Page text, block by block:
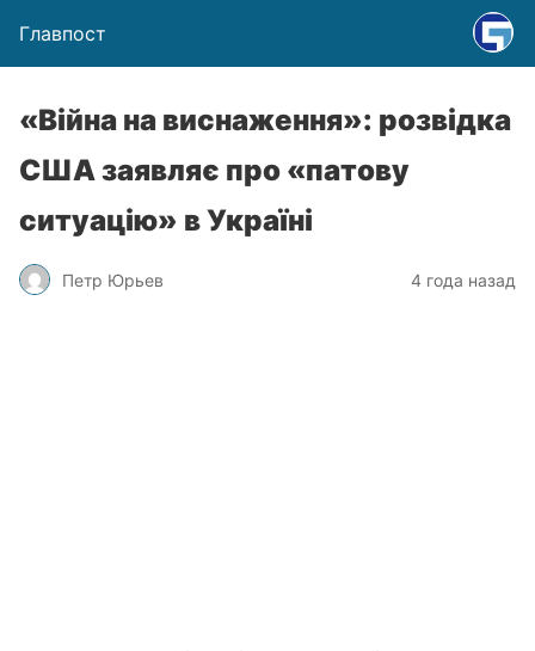
Главпост
«Війна на виснаження»: розвідка
США заявляє про «патову
ситуацію» в Україні
Петр Юрьев 4 года назад